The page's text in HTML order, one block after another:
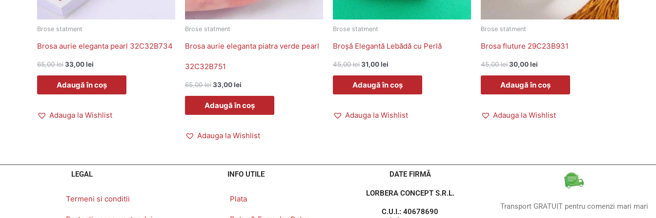
Brose statment
Brosa aurie eleganta pearl 32C32B734
65,00lei33,00lei
Adaugă în coș
Adauga la Wishlist
Brose statment
Brosa aurie eleganta piatra verde pearl
32C32B751
65,00lei33,00lei
Adaugă în coș
Adauga la Wishlist
Brose statment
Broșă Elegantă Lebădă cu Perlă
45,00lei31,00lei
Adaugă în coș
Adauga la Wishlist
Brose statment
Brosa fluture 29C23B931
45,00lei30,00lei
Adaugă în coș
Adauga la Wishlist
LEGAL
Termeni si conditii
INFO UTILE
Plata
DATE FIRMĂ
LORBERA CONCEPT S.R.L.
C.U.I.: 40678690
Transport GRATUIT pentru comenzi mari mari